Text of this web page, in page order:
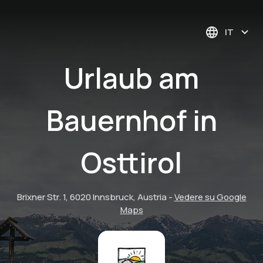
IT
Urlaub am
Bauernhof in
Osttirol
Brixner Str. 1, 6020 Innsbruck, Austria -Vedere su Google
Maps